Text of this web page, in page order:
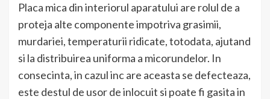
Placa mica din interiorul aparatului are rolul de a
proteja alte componente impotriva grasimii,
murdariei, temperaturii ridicate, totodata, ajutand
si la distribuirea uniforma a micorundelor. In
consecinta, in cazul inc are aceasta se defecteaza,
este destul de usor de inlocuit si poate fi gasita in